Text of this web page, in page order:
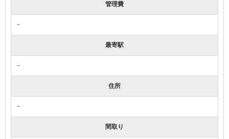
管理費
－
最寄駅
－
住所
－
間取り